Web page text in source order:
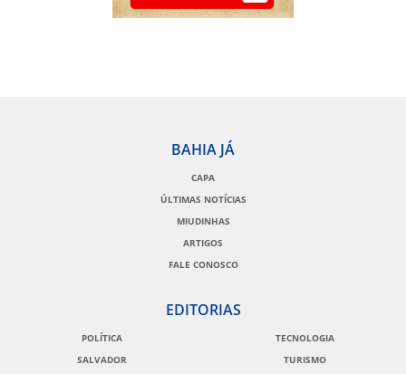
BAHIA JÁ
CAPA
ÚLTIMAS NOTÍCIAS
MIUDINHAS
ARTIGOS
FALE CONOSCO
EDITORIAS
POLÍTICA
SALVADOR
TECNOLOGIA
TURISMO